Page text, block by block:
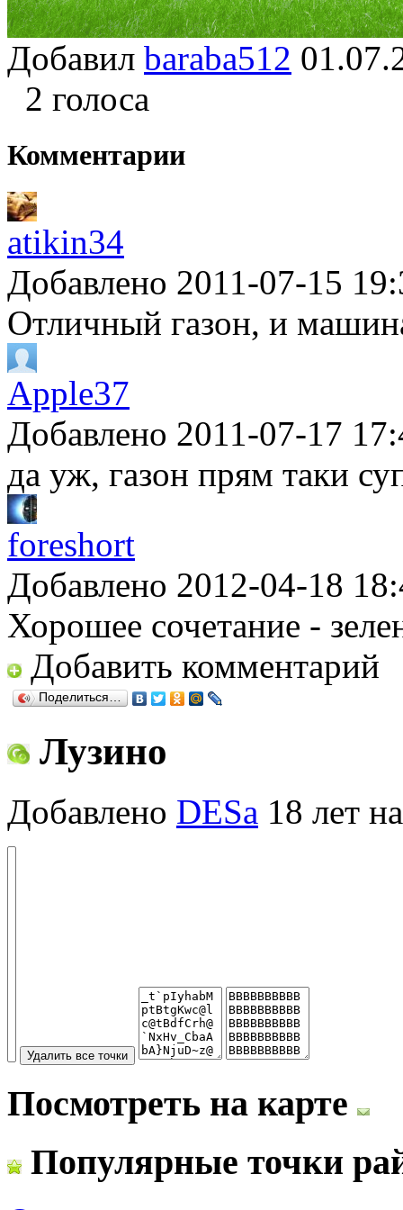
Добавил baraba512
2 голоса
Комментарии
atikin34
Добавлено 2011-07-15
Отличный газон, и
Apple37
Добавлено 2011-07-17
да уж, газон прям таки
foreshort
Добавлено 2012-04-18
Хорошее сочетание -
Добавить комментарий
Поделиться…
Лузино
Добавлено DESa 18 лет
Посмотреть на карте
Популярные точки